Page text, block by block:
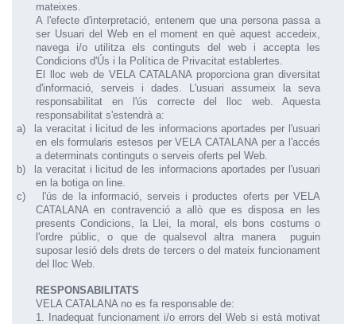
mateixes.
A l'efecte d'interpretació, entenem que una persona passa a
ser Usuari del Web en el moment en què aquest accedeix,
navega i/o utilitza els continguts del web i accepta les
Condicions d'Ús i la Política de Privacitat establertes.
El lloc web de VELA CATALANA proporciona gran diversitat
d'informació, serveis i dades. L'usuari assumeix la seva
responsabilitat en l'ús correcte del lloc web. Aquesta
responsabilitat s'estendrà a:
a)
la veracitat i licitud de les informacions aportades per l'usuari
en els formularis estesos per VELA CATALANA per a l'accés
a determinats continguts o serveis oferts pel Web.
b)
la veracitat i licitud de les informacions aportades per l'usuari
en la botiga on line.
c)
l'ús de la informació, serveis i productes oferts per VELA
CATALANA en contravenció a allò que es disposa en les
presents Condicions, la Llei, la moral, els bons costums o
l'ordre públic, o que de qualsevol altra manera puguin
suposar lesió dels drets de tercers o del mateix funcionament
del lloc Web.
RESPONSABILITATS
VELA CATALANA no es fa responsable de:
1. Inadequat funcionament i/o errors del Web si està motivat